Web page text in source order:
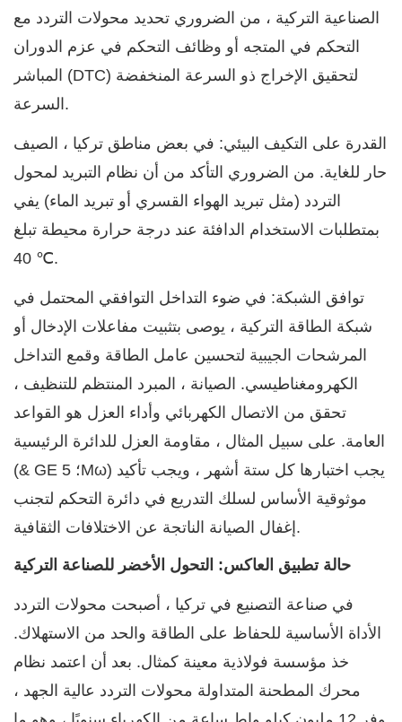
الصناعية التركية ، من الضروري تحديد محولات التردد مع
التحكم في المتجه أو وظائف التحكم في عزم الدوران
المباشر (DTC) لتحقيق الإخراج ذو السرعة المنخفضة
السرعة.
القدرة على التكيف البيئي: في بعض مناطق تركيا ، الصيف
حار للغاية. من الضروري التأكد من أن نظام التبريد لمحول
التردد (مثل تبريد الهواء القسري أو تبريد الماء) يفي
بمتطلبات الاستخدام الدافئة عند درجة حرارة محيطة تبلغ
40 ℃.
توافق الشبكة: في ضوء التداخل التوافقي المحتمل في
شبكة الطاقة التركية ، يوصى بتثبيت مفاعلات الإدخال أو
المرشحات الجيبية لتحسين عامل الطاقة وقمع التداخل
الكهرومغناطيسي. الصيانة ، المبرد المنتظم للتنظيف ،
تحقق من الاتصال الكهربائي وأداء العزل هو القواعد
العامة. على سبيل المثال ، مقاومة العزل للدائرة الرئيسية
(& GE ؛ 5Mω) يجب اختبارها كل ستة أشهر ، ويجب تأكيد
موثوقية الأساس لسلك التدريع في دائرة التحكم لتجنب
إغفال الصيانة الناتجة عن الاختلافات الثقافية.
حالة تطبيق العاكس: التحول الأخضر للصناعة التركية
في صناعة التصنيع في تركيا ، أصبحت محولات التردد
الأداة الأساسية للحفاظ على الطاقة والحد من الاستهلاك.
خذ مؤسسة فولاذية معينة كمثال. بعد أن اعتمد نظام
محرك المطحنة المتداولة محولات التردد عالية الجهد ،